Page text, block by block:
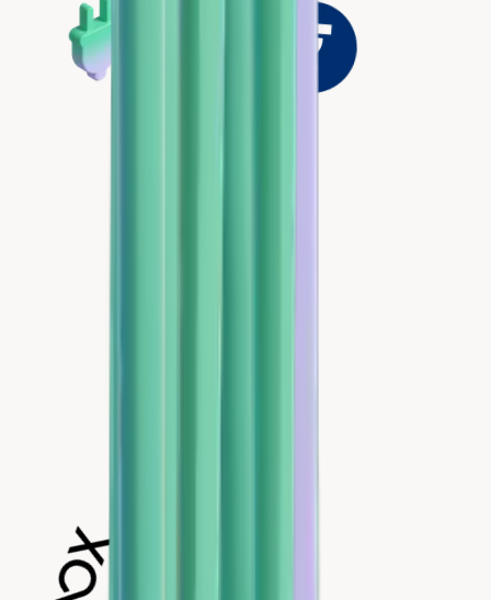
Bazaarvoice
Google My Business